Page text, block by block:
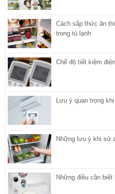
Cách sắp thức ăn
trong tủ lạnh
Chế độ tiết kiệm
Lưu ý quan trọng
Những lưu ý khi sử
Những điều cần